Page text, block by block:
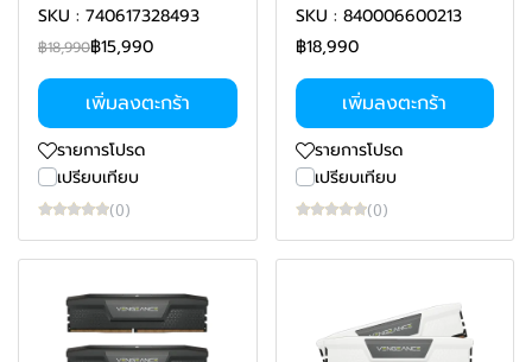
SKU : 740617328493
฿18,990฿15,990
เพิ่มลงตะกร้า
รายการโปรด
เปรียบเทียบ
(0)
SKU : 840006600213
฿18,990
เพิ่มลงตะกร้า
รายการโปรด
เปรียบเทียบ
(0)